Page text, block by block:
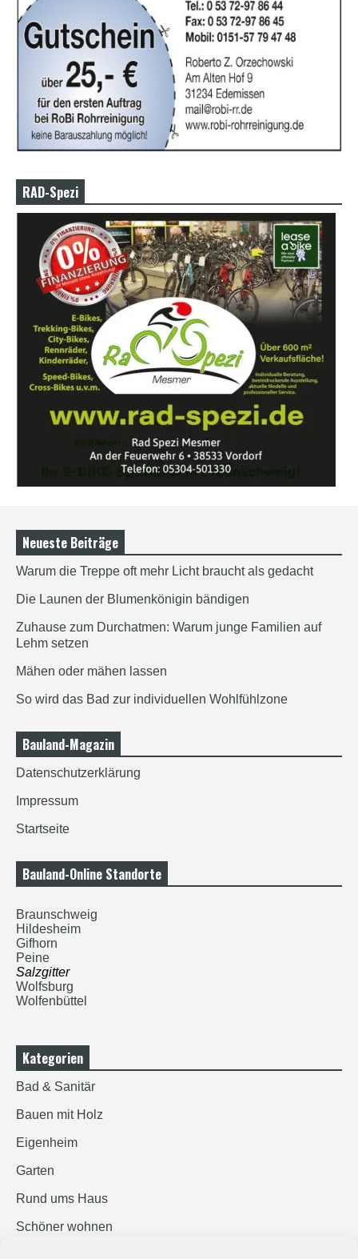
RAD-Spezi
Neueste Beiträge
Warum die Treppe oft mehr Licht braucht als gedacht
Die Launen der Blumenkönigin bändigen
Zuhause zum Durchatmen: Warum junge Familien auf
Lehm setzen
Mähen oder mähen lassen
So wird das Bad zur individuellen Wohlfühlzone
Bauland-Magazin
Datenschutzerklärung
Impressum
Startseite
Bauland-Online Standorte
Braunschweig
Hildesheim
Gifhorn
Peine
Salzgitter
Wolfsburg
Wolfenbüttel
Kategorien
Bad & Sanitär
Bauen mit Holz
Eigenheim
Garten
Rund ums Haus
Schöner wohnen